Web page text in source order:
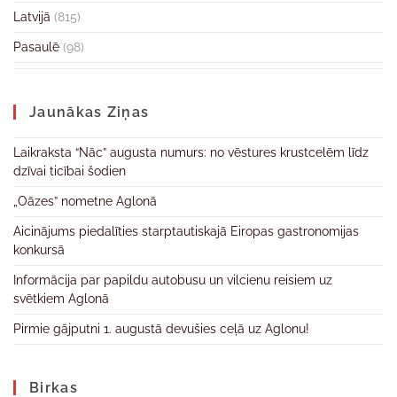
Latvijā (815)
Pasaulē (98)
Jaunākas Ziņas
Laikraksta “Nāc” augusta numurs: no vēstures krustcelēm līdz
dzīvai ticībai šodien
„Oāzes” nometne Aglonā
Aicinājums piedalīties starptautiskajā Eiropas gastronomijas
konkursā
Informācija par papildu autobusu un vilcienu reisiem uz
svētkiem Aglonā
Pirmie gājputni 1. augustā devušies ceļā uz Aglonu!
Birkas